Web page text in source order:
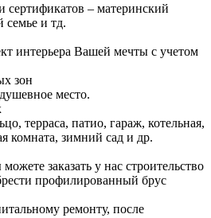
сертификатов – материнский
семье и тд.
интерьера Вашей мечты с учетом
зон
место.
терраса, патио, гараж, котельная,
комната, зимний сад и др.
заказать у нас строительство
профилированный брус
ремонту, после